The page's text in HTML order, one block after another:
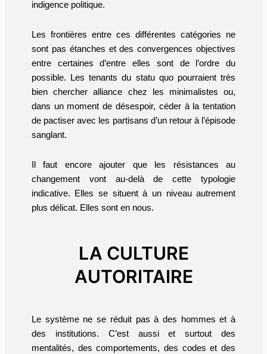
indigence politique.
Les frontières entre ces différentes catégories ne
sont pas étanches et des convergences objectives
entre certaines d’entre elles sont de l’ordre du
possible. Les tenants du statu quo pourraient très
bien chercher alliance chez les minimalistes ou,
dans un moment de désespoir, céder à la tentation
de pactiser avec les partisans d’un retour à l’épisode
sanglant.
Il faut encore ajouter que les résistances au
changement vont au-delà de cette typologie
indicative. Elles se situent à un niveau autrement
plus délicat. Elles sont en nous.
LA CULTURE
AUTORITAIRE
Le système ne se réduit pas à des hommes et à
des institutions. C’est aussi et surtout des
mentalités, des comportements, des codes et des